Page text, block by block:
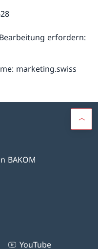
erfordern:
marketing.swiss
BAKOM
YouTube